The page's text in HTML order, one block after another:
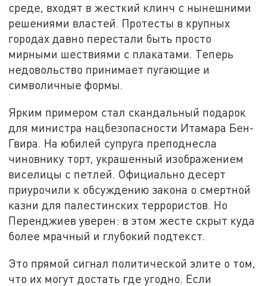
среде, входят в жесткий клинч с нынешними
решениями властей. Протесты в крупных
городах давно перестали быть просто
мирными шествиями с плакатами. Теперь
недовольство принимает пугающие и
символичные формы.
Ярким примером стал скандальный подарок
для министра нацбезопасности Итамара Бен-
Гвира. На юбилей супруга преподнесла
чиновнику торт, украшенный изображением
виселицы с петлей. Официально десерт
приурочили к обсуждению закона о смертной
казни для палестинских террористов. Но
Перенджиев уверен: в этом жесте скрыт куда
более мрачный и глубокий подтекст.
Это прямой сигнал политической элите о том,
что их могут достать где угодно. Если